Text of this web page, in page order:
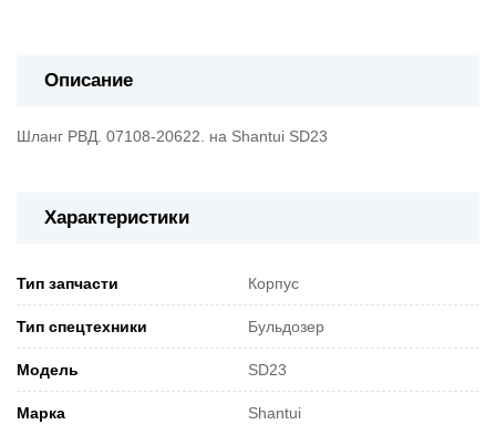
Описание
Шланг РВД. 07108-20622. на Shantui SD23
Характеристики
Тип запчасти Корпус
Тип спецтехники Бульдозер
Модель SD23
Марка Shantui